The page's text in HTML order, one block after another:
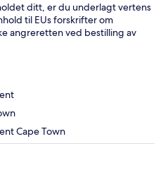
ditt, er du underlagt vertens
til EUs forskrifter om
angreretten ved bestilling av
Cape Town